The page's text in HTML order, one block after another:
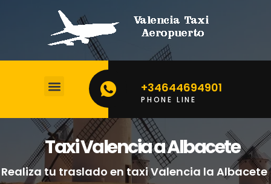
+34644694901
PHONE LINE
Taxi Valencia a Albacete
Realiza tu traslado en taxi Valencia la Albacete